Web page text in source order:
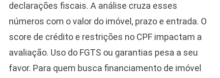
declarações fiscais. A análise cruza esses
números com o valor do imóvel, prazo e entrada. O
score de crédito e restrições no CPF impactam a
avaliação. Uso do FGTS ou garantias pesa a seu
favor. Para quem busca financiamento de imóvel